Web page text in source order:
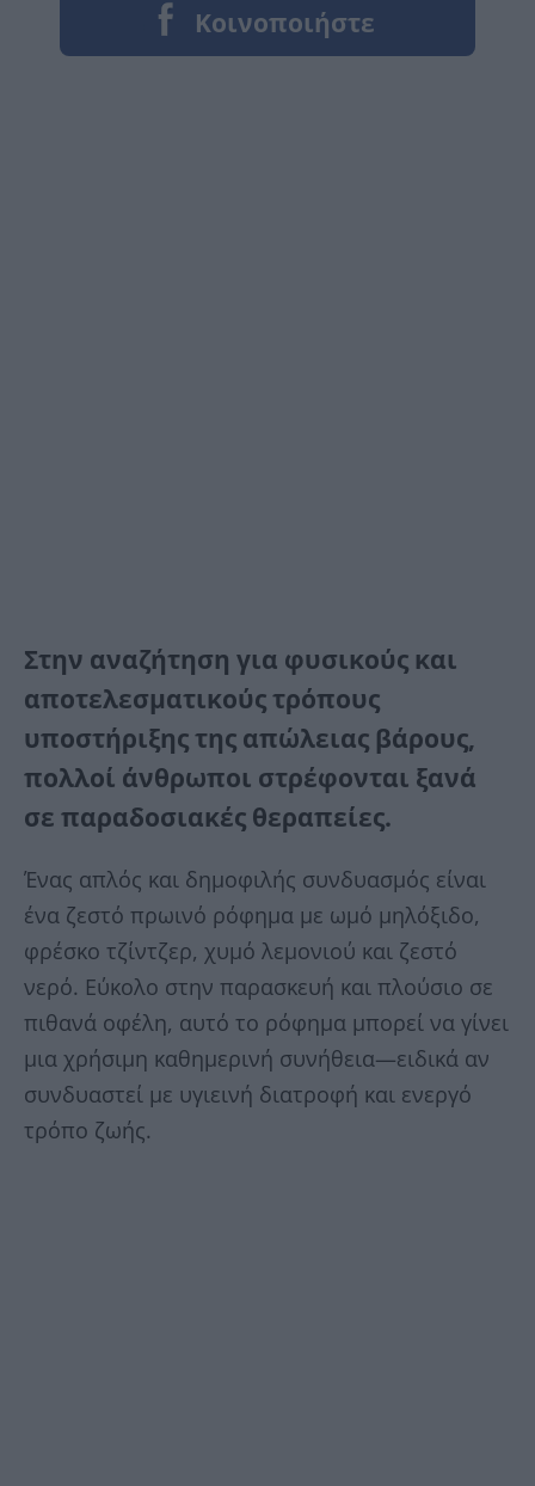
Στην αναζήτηση για φυσικούς και
αποτελεσματικούς τρόπους
υποστήριξης της απώλειας βάρους,
πολλοί άνθρωποι στρέφονται ξανά
σε παραδοσιακές θεραπείες.
Ένας απλός και δημοφιλής συνδυασμός είναι
ένα ζεστό πρωινό ρόφημα με ωμό μηλόξιδο,
φρέσκο τζίντζερ, χυμό λεμονιού και ζεστό
νερό. Εύκολο στην παρασκευή και πλούσιο σε
πιθανά οφέλη, αυτό το ρόφημα μπορεί να γίνει
μια χρήσιμη καθημερινή συνήθεια—ειδικά αν
συνδυαστεί με υγιεινή διατροφή και ενεργό
τρόπο ζωής.